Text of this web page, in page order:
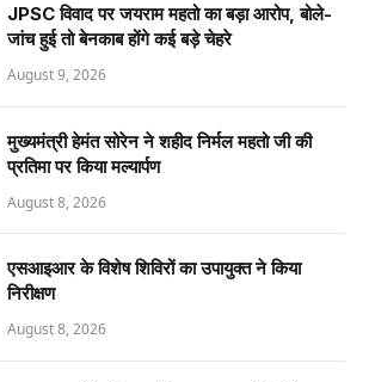
JPSC विवाद पर जयराम महतो का बड़ा आरोप, बोले-
जांच हुई तो बेनकाब होंगे कई बड़े चेहरे
August 9, 2026
मुख्यमंत्री हेमंत सोरेन ने शहीद निर्मल महतो जी की
प्रतिमा पर किया मल्यार्पण
August 8, 2026
एसआइआर के विशेष शिविरों का उपायुक्त ने किया
निरीक्षण
August 8, 2026